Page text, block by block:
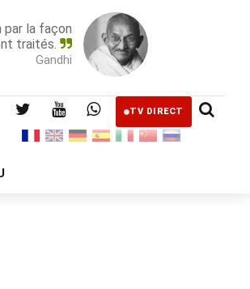
par la façon
traités.
Gandhi
TV DIRECT